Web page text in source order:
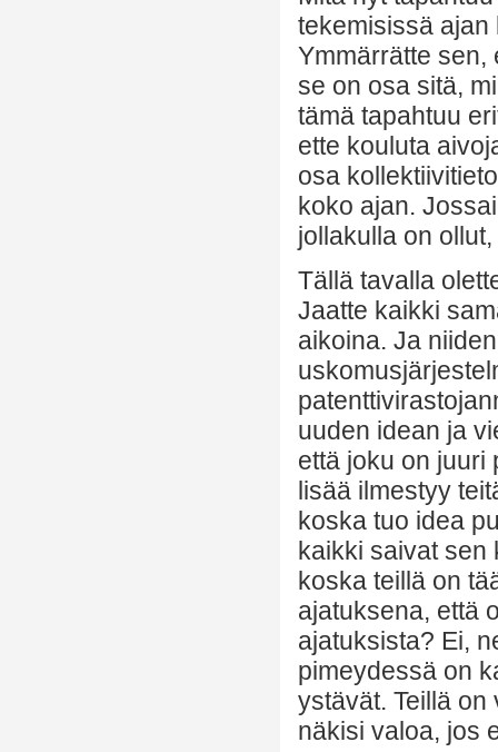
tekemisissä ajan
Ymmärrätte sen,
se on osa sitä,
tämä tapahtuu
ette kouluta
osa
koko ajan.
jollakulla on
Tällä tavalla
Jaatte kaikki
aikoina. Ja
uuden idean ja
että joku on juuri
lisää ilmestyy
koska tuo idea
kaikki saivat sen
koska teillä on
ajatuksena, että
ajatuksista? Ei,
pimeydessä on
ystävät. Teillä
näkisi valoa, jos